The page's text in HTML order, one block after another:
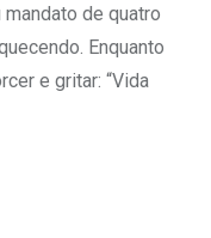
de quatro
Enquanto
e gritar: “Vida